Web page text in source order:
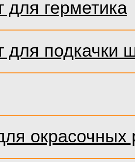
для герметика
для подкачки
окрасочных